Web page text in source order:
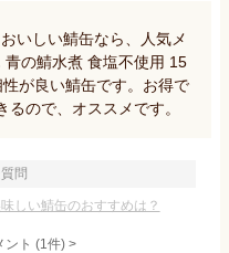
いしい鯖缶なら、人気メ
の鯖水煮 食塩不使用 15
が良い鯖缶です。お得で
ので、オススメです。
問
しい鯖缶のおすすめは？
ント (1件) >